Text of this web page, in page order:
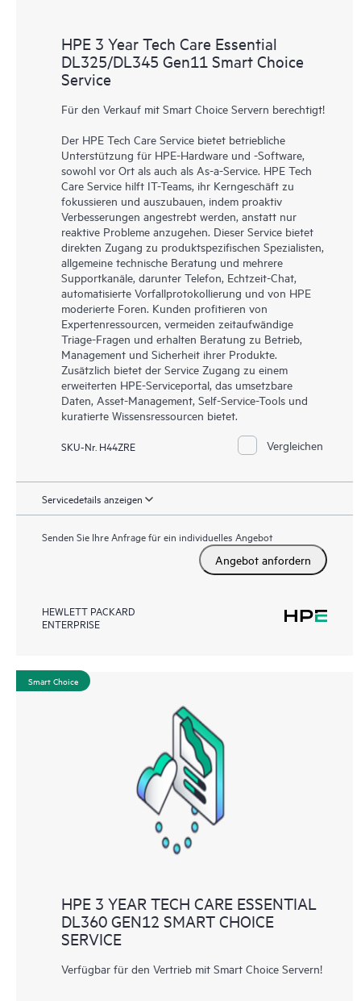
HPE 3 Year Tech Care Essential
DL325/DL345 Gen11 Smart Choice
Service
Für den Verkauf mit Smart Choice Servern berechtigt!
Der HPE Tech Care Service bietet betriebliche
Unterstützung für HPE-Hardware und -Software,
sowohl vor Ort als auch als As-a-Service. HPE Tech
Care Service hilft IT-Teams, ihr Kerngeschäft zu
fokussieren und auszubauen, indem proaktiv
Verbesserungen angestrebt werden, anstatt nur
reaktive Probleme anzugehen. Dieser Service bietet
direkten Zugang zu produktspezifischen Spezialisten,
allgemeine technische Beratung und mehrere
Supportkanäle, darunter Telefon, Echtzeit-Chat,
automatisierte Vorfallprotokollierung und von HPE
moderierte Foren. Kunden profitieren von
Expertenressourcen, vermeiden zeitaufwändige
Triage-Fragen und erhalten Beratung zu Betrieb,
Management und Sicherheit ihrer Produkte.
Zusätzlich bietet der Service Zugang zu einem
erweiterten HPE-Serviceportal, das umsetzbare
Daten, Asset-Management, Self-Service-Tools und
kuratierte Wissensressourcen bietet.
SKU-Nr. H44ZRE Vergleichen
Servicedetails anzeigen
Senden Sie Ihre Anfrage für ein individuelles Angebot
Angebot anfordern
HEWLETT PACKARD
ENTERPRISE
Smart Choice
HPE 3 YEAR TECH CARE ESSENTIAL
DL360 GEN12 SMART CHOICE
SERVICE
Verfügbar für den Vertrieb mit Smart Choice Servern!